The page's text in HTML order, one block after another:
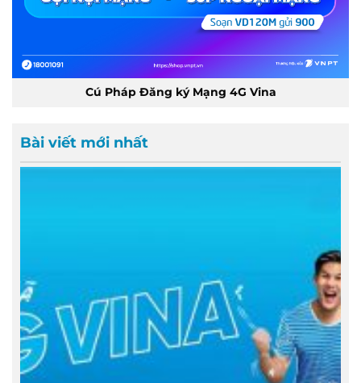
Cú Pháp Đăng ký Mạng 4G Vina
Bài viết mới nhất